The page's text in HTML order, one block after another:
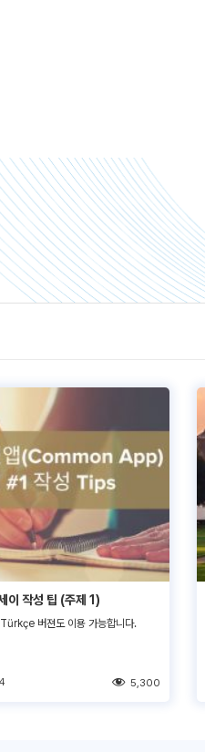
작성 팁 (주제 1)
버젼도 이용 가능합니다.
5,300